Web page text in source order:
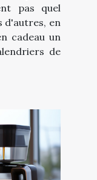
pas quel
d'autres, en
cadeau un
de